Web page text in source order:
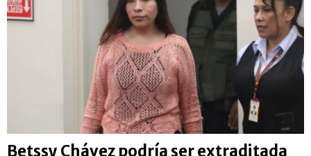
Betssy Chávez podría ser extraditada